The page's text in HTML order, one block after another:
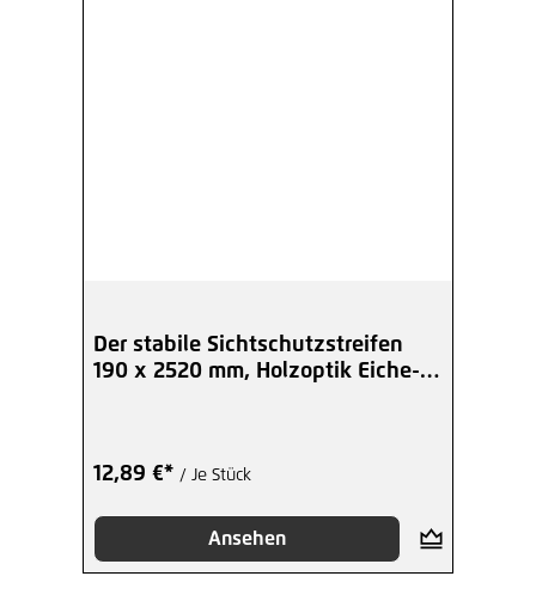
Der stabile Sichtschutzstreifen
190 x 2520 mm, Holzoptik Eiche-
12,89 €* / Je Stück
Ansehen